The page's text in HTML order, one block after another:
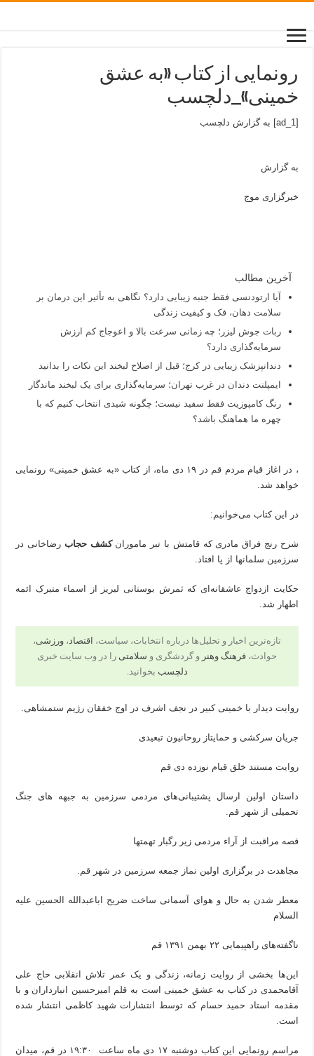
رونمایی از کتاب «به عشق
خمینی»_دلچسب
[ad_1] به گزارش دلچسب
به گزارش
خبرگزاری موج
آخرین مطالب
آیا ارتودنسی فقط جنبه زیبایی دارد؟ نگاهی به تأثیر این درمان بر
سلامت دهان، فک و کیفیت زندگی
ربات جوش لیزر؛ چه زمانی سرعت بالا و اعوجاج کم ارزش
سرمایه‌گذاری دارد؟
دندانپزشک زیبایی در کرج؛ قبل از اصلاح لبخند این نکات را بدانید
ایمپلنت دندان در غرب تهران؛ سرمایه‌گذاری برای یک لبخند ماندگار
رنگ کامپوزیت فقط سفید نیست؛ چگونه شیدی انتخاب کنیم که با
چهره ما هماهنگ باشد؟
، در اغاز قیام مردم قم در ۱۹ دی ماه، از کتاب «به عشق خمینی» رونمایی
خواهد شد.
در این کتاب می‌خوانیم:
شرح رنج فراق مادری که قامتش با تبر مامورانکشف حجاب رضاخانی در
سرزمین سلمانها از پا افتاد.
حکایت ازدواج عاشقانه‌ای که ثمرش بوستانی لبریز از اسماء متبرک ائمه
اطهار شد.
تازه‌ترین اخبار و تحلیل‌ها درباره انتخابات، سیاست، اقتصاد، ورزشی،
حوادث، فرهنگ وهنر و گردشگری و سلامتی را در وب سایت خبری
دلچسب بخوانید.
روایت دیدار با خمینی کبیر در نجف اشرف در اوج خفقان رژیم ستمشاهی.
جریان سرکشی و حمایتاز روحانیون تبعیدی
روایت مستند خلق قیام نوزده دی قم
داستان اولین ارسال پشتیبانی‌های مردمی سرزمین به جبهه های جنگ
تحمیلی از شهر قم.
قصه مراقبت از آراء مردمی زیر رگبار تهمتها
مجاهدت در برگزاری اولین نماز جمعه سرزمین در شهر قم.
معطر شدن به حال و هوای آسمانی ساخت ضریح اباعبدالله الحسین علیه
السلام
ناگفته‌های راهپیمایی ۲۲ بهمن ۱۳۹۱ قم
این‌ها بخشی از روایت زمانه، زندگی و یک عمر تلاش انقلابی حاج علی
آقامحمدی در کتاب به عشق خمینی است به قلم امیرحسین انبارداران و با
مقدمه استاد حمید حسام که توسط انتشارات شهید کاظمی انتشار شده
است.
مراسم رونمایی این کتاب دوشنبه ۱۷ دی ماه ساعت ۱۹:۳۰ در قم، میدان